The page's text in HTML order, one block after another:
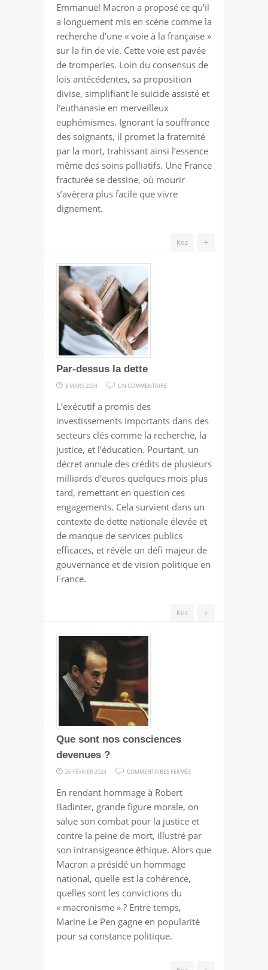
DE
LOI
SUR
LA
FIN
DE
VIE
:
UN
MODÈLE
DE
TROMPERIE
Emmanuel Macron a proposé ce qu’il
a longuement mis en scène comme la
recherche d’une « voie à la française »
sur la fin de vie. Cette voie est pavée
de tromperies. Loin du consensus de
lois antécédentes, sa proposition
divise, simplifiant le suicide assisté et
l’euthanasie en merveilleux
euphémismes. Ignorant la souffrance
des soignants, il promet la fraternité
par la mort, trahissant ainsi l’essence
même des soins palliatifs. Une France
fracturée se dessine, où mourir
s’avèrera plus facile que vivre
dignement.
+
Koz
Par-dessus la dette
8 MARS 2024 UN COMMENTAIRESUR
LA
DETTE
L’exécutif a promis des
investissements importants dans des
secteurs clés comme la recherche, la
justice, et l’éducation. Pourtant, un
décret annule des crédits de plusieurs
milliards d’euros quelques mois plus
tard, remettant en question ces
engagements. Cela survient dans un
contexte de dette nationale élevée et
de manque de services publics
efficaces, et révèle un défi majeur de
gouvernance et de vision politique en
France.
+
Koz
Que sont nos consciences
devenues ?
26 FÉVRIER 2024 COMMENTAIRES FERMÉS
NOS
CONSCIENCES
DEVENUES
?
En rendant hommage à Robert
Badinter, grande figure morale, on
salue son combat pour la justice et
contre la peine de mort, illustré par
son intransigeance éthique. Alors que
Macron a présidé un hommage
national, quelle est la cohérence,
quelles sont les convictions du
« macronisme » ? Entre temps,
Marine Le Pen gagne en popularité
pour sa constance politique.